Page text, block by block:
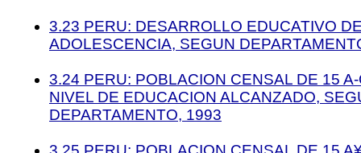
3.23 PERU: DESARROLLO EDUCATIVO
ADOLESCENCIA, SEGUN
3.24 PERU: POBLACION CENSAL DE 15
NIVEL DE EDUCACION ALCANZADO,
DEPARTAMENTO, 1993